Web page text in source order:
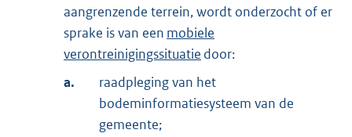
aangrenzende terrein, wordt onderzocht of er
sprake is van een mobiele
verontreinigingssituatie door:
a.
raadpleging van het
bodeminformatiesysteem van de
gemeente;